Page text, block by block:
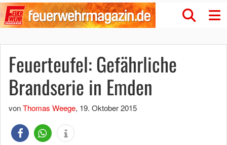
Feuerteufel: Gefährliche
Brandserie in Emden
vonThomas Weege, 19. Oktober 2015